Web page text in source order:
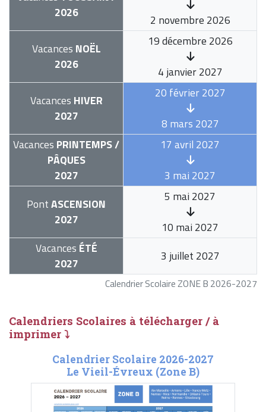
Calendrier Scolaire ZONE B 2026-2027
2026
2 novembre 2026
Vacances NOËL
2026
19 décembre 2026
4 janvier 2027
Vacances HIVER
2027
20 février 2027
8 mars 2027
Vacances PRINTEMPS /
PÂQUES
2027
17 avril 2027
3 mai 2027
PontASCENSION
2027
5 mai 2027
10 mai 2027
Vacances ÉTÉ
2027
3 juillet 2027
Calendriers Scolaires à télécharger / à
imprimer ⤵
Calendrier Scolaire 2026-2027
Le Vieil-Évreux (Zone B)